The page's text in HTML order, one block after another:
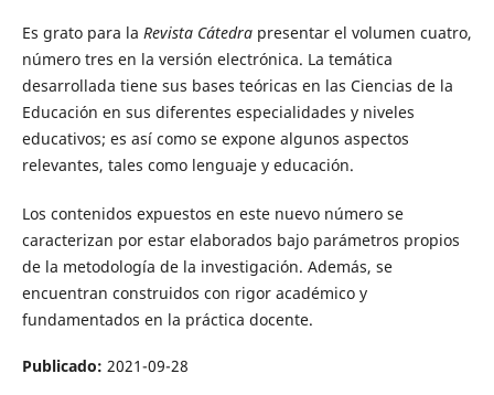
Es grato para la Revista Cátedrapresentar el volumen cuatro,
número tres en la versión electrónica. La temática
desarrollada tiene sus bases teóricas en las Ciencias de la
Educación en sus diferentes especialidades y niveles
educativos; es así como se expone algunos aspectos
relevantes, tales como lenguaje y educación.
Los contenidos expuestos en este nuevo número se
caracterizan por estar elaborados bajo parámetros propios
de la metodología de la investigación. Además, se
encuentran construidos con rigor académico y
fundamentados en la práctica docente.
Publicado: 2021-09-28